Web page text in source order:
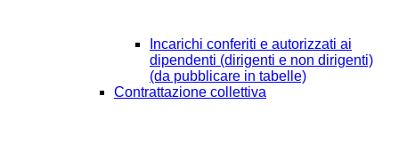
Incarichi conferiti e autorizzati ai
dipendenti (dirigenti e non dirigenti)
(da pubblicare in tabelle)
Contrattazione collettiva